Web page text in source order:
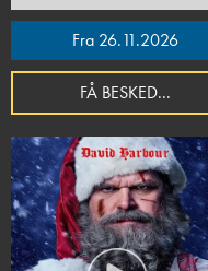
Fra 26.11.2026
FÅ BESKED...